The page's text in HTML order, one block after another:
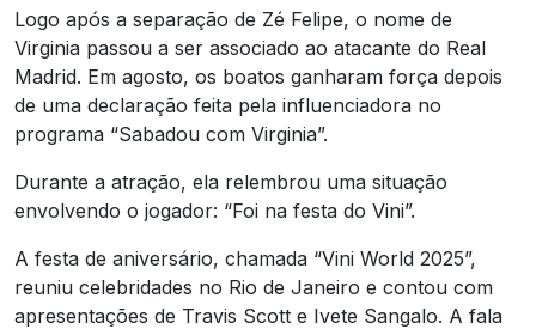
Logo após a separação de Zé Felipe, o nome de
Virginia passou a ser associado ao atacante do Real
Madrid. Em agosto, os boatos ganharam força depois
de uma declaração feita pela influenciadora no
programa “Sabadou com Virginia”.
Durante a atração, ela relembrou uma situação
envolvendo o jogador: “Foi na festa do Vini”.
A festa de aniversário, chamada “Vini World 2025”,
reuniu celebridades no Rio de Janeiro e contou com
apresentações de Travis Scott e Ivete Sangalo. A fala